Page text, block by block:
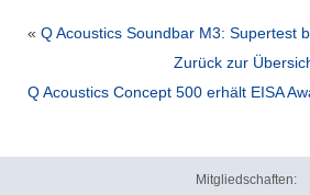
« Q Acoustics Soundbar M3: Supertest
Zurück zur
Q Acoustics Concept 500 erhält EISA
Mitgliedschaften: